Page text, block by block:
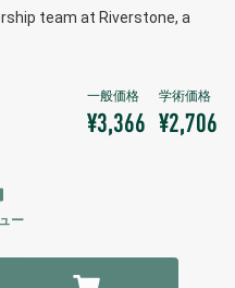
team at Riverstone, a
¥3,366 ¥2,706
ー